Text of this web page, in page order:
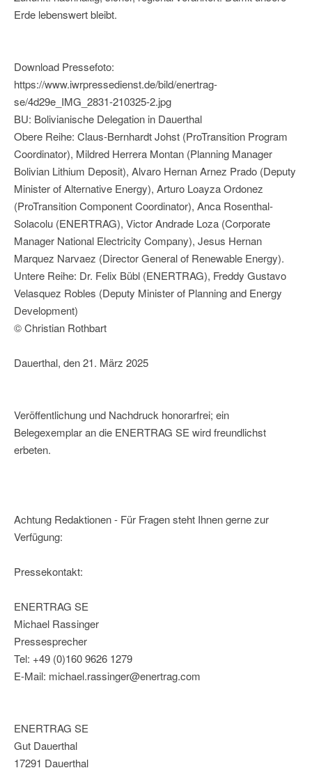
Erde lebenswert bleibt.
Download Pressefoto:
https://www.iwrpressedienst.de/bild/enertrag-
se/4d29e_IMG_2831-210325-2.jpg
BU: Bolivianische Delegation in Dauerthal
Obere Reihe: Claus-Bernhardt Johst (ProTransition Program
Coordinator), Mildred Herrera Montan (Planning Manager
Bolivian Lithium Deposit), Alvaro Hernan Arnez Prado (Deputy
Minister of Alternative Energy), Arturo Loayza Ordonez
(ProTransition Component Coordinator), Anca Rosenthal-
Solacolu (ENERTRAG), Victor Andrade Loza (Corporate
Manager National Electricity Company), Jesus Hernan
Marquez Narvaez (Director General of Renewable Energy).
Untere Reihe: Dr. Felix Bübl (ENERTRAG), Freddy Gustavo
Velasquez Robles (Deputy Minister of Planning and Energy
Development)
© Christian Rothbart
Dauerthal, den 21. März 2025
Veröffentlichung und Nachdruck honorarfrei; ein
Belegexemplar an die ENERTRAG SE wird freundlichst
erbeten.
Achtung Redaktionen - Für Fragen steht Ihnen gerne zur
Verfügung:
Pressekontakt:
ENERTRAG SE
Michael Rassinger
Pressesprecher
Tel: +49 (0)160 9626 1279
E-Mail: michael.rassinger@enertrag.com
ENERTRAG SE
Gut Dauerthal
17291 Dauerthal